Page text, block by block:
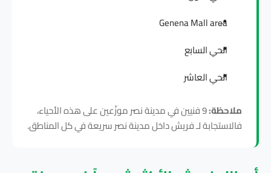
Genena Mall area
الحي السابع
الحي العاشر
ملاحظة: 9 فنيين في مدينة نصر موزّعين على هذه الأحياء،
فالاستجابة لـ فريش داخل مدينة نصر سريعة في كل المناطق.